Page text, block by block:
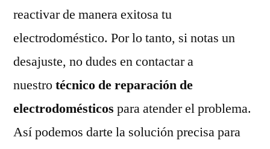
reactivar de manera exitosa tu
electrodoméstico. Por lo tanto, si notas un
desajuste, no dudes en contactar a
nuestrotécnico de reparación de
electrodomésticos para atender el problema.
Así podemos darte la solución precisa para